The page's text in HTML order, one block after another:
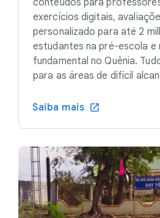
conteúdos para
exercícios digitais,
personalizado para até 2
estudantes na pré-escola e
fundamental no Quênia.
para as áreas de difícil
Saiba mais